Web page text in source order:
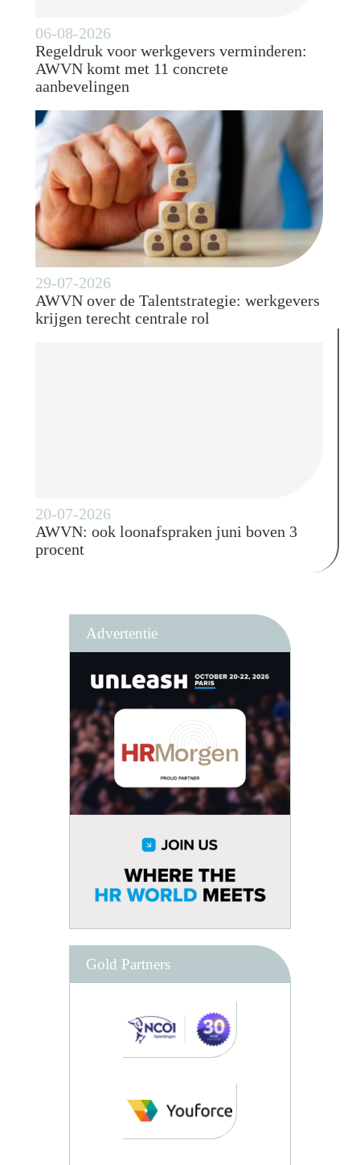
06-08-2026
Regeldruk voor werkgevers verminderen:
AWVN komt met 11 concrete
aanbevelingen
29-07-2026
AWVN over de Talentstrategie: werkgevers
krijgen terecht centrale rol
20-07-2026
AWVN: ook loonafspraken juni boven 3
procent
Advertentie
Gold Partners